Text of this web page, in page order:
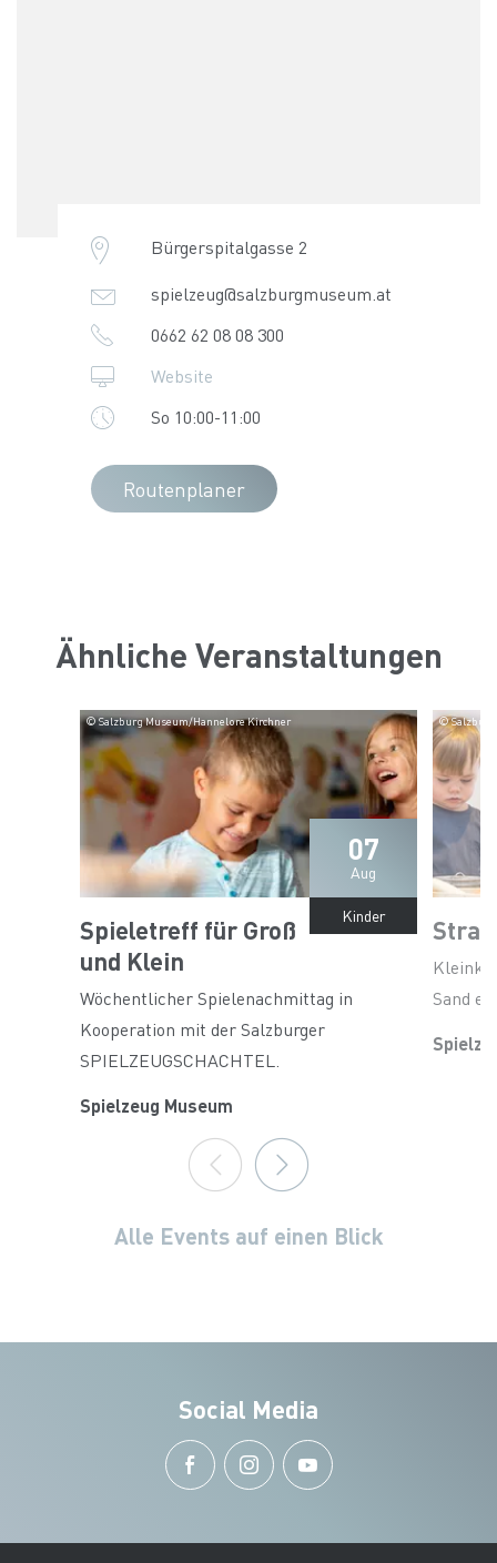
Bürgerspitalgasse 2
spielzeug@salzburgmuseum.at
0662 62 08 08 300
Website
So 10:00-11:00
Routenplaner
Ähnliche Veranstaltungen
07
Aug
© Salzburg Museum/Hannelore Kirchner
Kinder
Spieletreff für Groß
und Klein
Wöchentlicher Spielenachmittag in
Kooperation mit der Salzburger
SPIELZEUGSCHACHTEL.
Spielzeug Museum
© Salzburg
Sand
Alle Events auf einen Blick
Social Media